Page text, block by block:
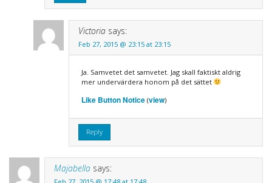
Victoria says:
Feb 27, 2015 @ 23:15 at 23:15
Ja. Samvetet det samvetet. Jag skall faktiskt aldrig
mer undervärdera honom på det sättet
Like Button Notice(view)
Reply
Majabella says: